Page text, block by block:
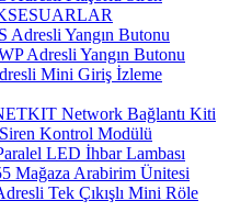
Adresli Yangın Butonu
Adresli Yangın Butonu
Mini Giriş İzleme
Network Bağlantı Kiti
Kontrol Modülü
LED İhbar Lambası
Mağaza Arabirim Ünitesi
Tek Çıkışlı Mini Röle